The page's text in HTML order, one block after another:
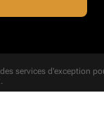
services d'exception